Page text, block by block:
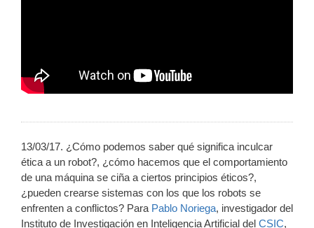
13/03/17. ¿Cómo podemos saber qué significa inculcar
ética a un robot?, ¿cómo hacemos que el comportamiento
de una máquina se ciña a ciertos principios éticos?,
¿pueden crearse sistemas con los que los robots se
enfrenten a conflictos? Para Pablo Noriega, investigador del
Instituto de Investigación en Inteligencia Artificial del CSIC,